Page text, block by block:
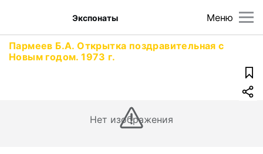
Меню
Экспонаты
Пармеев Б.А. Открытка поздравительная с
Новым годом. 1973 г.
Нет изображения